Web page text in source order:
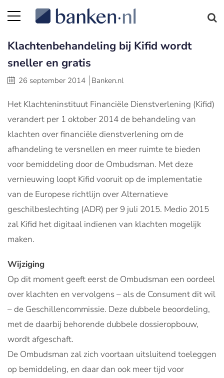
Klachtenbehandeling bij Kifid wordt
sneller en gratis
26 september 2014 Banken.nl
Het Klachteninstituut Financiële Dienstverlening (Kifid)
verandert per 1 oktober 2014 de behandeling van
klachten over financiële dienstverlening om de
afhandeling te versnellen en meer ruimte te bieden
voor bemiddeling door de Ombudsman. Met deze
vernieuwing loopt Kifid vooruit op de implementatie
van de Europese richtlijn over Alternatieve
geschilbeslechting (ADR) per 9 juli 2015. Medio 2015
zal Kifid het digitaal indienen van klachten mogelijk
maken.
Wijziging
Op dit moment geeft eerst de Ombudsman een oordeel
over klachten en vervolgens – als de Consument dit wil
– de Geschillencommissie. Deze dubbele beoordeling,
met de daarbij behorende dubbele dossieropbouw,
wordt afgeschaft.
De Ombudsman zal zich voortaan uitsluitend toeleggen
op bemiddeling, en daar dan ook meer tijd voor